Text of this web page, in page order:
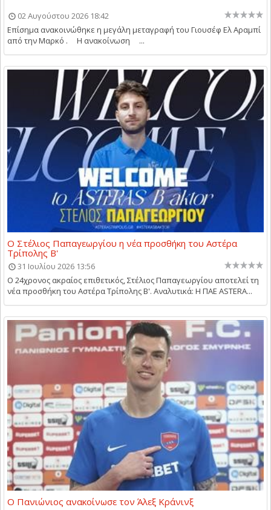
02 Αυγούστου 2026 18:42
Επίσημα ανακοινώθηκε η μεγάλη μεταγραφή του Γιουσέφ Ελ Αραμπί
από την Μαρκό . Η ανακοίνωση ...
Ο Στέλιος Παπαγεωργίου η νέα προσθήκη του Αστέρα
Τρίπολης Β'
31 Ιουλίου 2026 13:56
Ο 24χρονος ακραίος επιθετικός, Στέλιος Παπαγεωργίου αποτελεί τη
νέα προσθήκη του Αστέρα Τρίπολης Β'. Αναλυτικά: Η ΠΑΕ ASTERA...
Ο Πανιώνιος ανακοίνωσε τον Άλεξ Κράνινξ